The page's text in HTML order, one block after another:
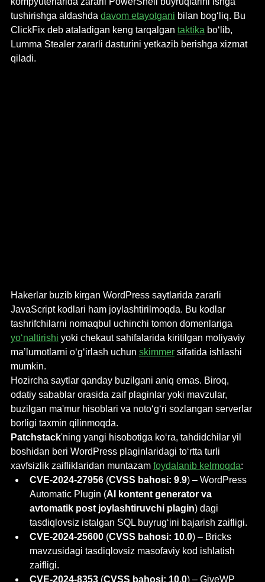
tushirishga aldashda davom etayotgani bilan bog‘liq. Bu
ClickFix deb ataladigan keng tarqalgan taktika bo‘lib,
Lumma Stealer zararli dasturini yetkazib berishga xizmat
qiladi.
Hakerlar buzib kirgan WordPress saytlarida zararli
JavaScript kodlari ham joylashtirilmoqda. Bu kodlar
tashrifchilarni nomaqbul uchinchi tomon domenlariga
yo‘naltirishi yoki chekaut sahifalarida kiritilgan moliyaviy
ma’lumotlarni o‘g‘irlash uchun skimmer sifatida ishlashi
mumkin.
Hozircha saytlar qanday buzilgani aniq emas. Biroq,
odatiy sabablar orasida zaif plaginlar yoki mavzular,
buzilgan ma'mur hisoblari va noto‘g‘ri sozlangan serverlar
borligi taxmin qilinmoqda.
Patchstack'ning yangi hisobotiga ko‘ra, tahdidchilar yil
boshidan beri WordPress plaginlaridagi to‘rtta turli
xavfsizlik zaifliklaridan muntazam foydalanib kelmoqda:
CVE-2024-27956 (CVSS bahosi: 9.9) – WordPress
Automatic Plugin (AI kontent generator va
avtomatik post joylashtiruvchi plagin) dagi
tasdiqlovsiz istalgan SQL buyrug‘ini bajarish zaifligi.
CVE-2024-25600 (CVSS bahosi: 10.0) – Bricks
mavzusidagi tasdiqlovsiz masofaviy kod ishlatish
zaifligi.
CVE-2024-8353 (CVSS bahosi: 10.0) – GiveWP